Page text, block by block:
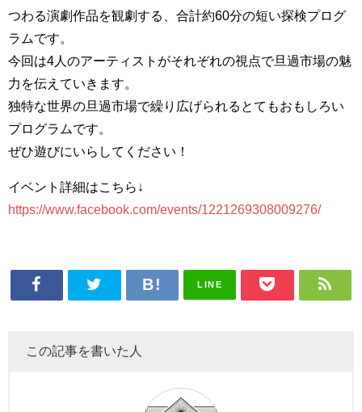
つわる演劇作品を観劇する、合計約60分の短い探検プロ グ
ラムです。
今回は4人のアーティストがそれぞれの視点で旦過市場の魅
力を伝えていきます。
独特な世界の旦過市場で繰り広げられるとてもおもしろい
プログラムです。
ぜひ遊びにいらしてください！
イベント詳細はこちら↓
https://www.facebook.com/events/1221269308009276/
LINE
この記事を書いた人